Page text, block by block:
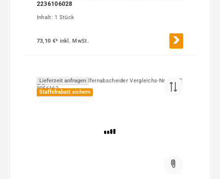
2236106028
Inhalt: 1 Stück
73,10 €* inkl. MwSt.
Lieferzeit anfragen
Staffelrabatt sichern